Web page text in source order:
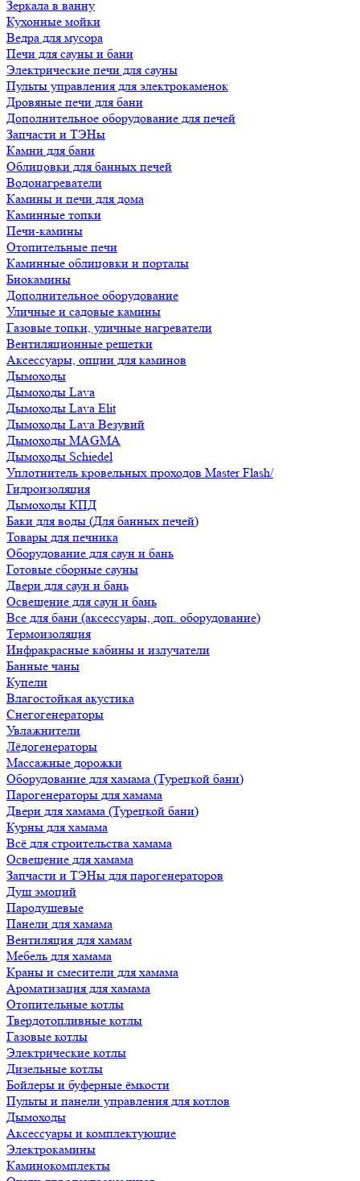
Зеркала в ванну
Кухонные мойки
Ведра для мусора
Печи для сауны и бани
Электрические печи для сауны
Пульты управления для электрокаменок
Дровяные печи для бани
Дополнительное оборудование для печей
Запчасти и ТЭНы
Камни для бани
Облицовки для банных печей
Водонагреватели
Камины и печи для дома
Каминные топки
Печи-камины
Отопительные печи
Каминные облицовки и порталы
Биокамины
Дополнительное оборудование
Уличные и садовые камины
Газовые топки, уличные нагреватели
Вентиляционные решетки
Аксессуары, опции для каминов
Дымоходы
Дымоходы Lava
Дымоходы Lava Elit
Дымоходы Lava Везувий
Дымоходы MAGMA
Дымоходы Schiedel
Уплотнитель кровельных проходов Master Flash/
Гидроизоляция
Дымоходы КПД
Баки для воды (Для банных печей)
Товары для печника
Оборудование для саун и бань
Готовые сборные сауны
Двери для саун и бань
Освещение для саун и бань
Все для бани (аксессуары, доп. оборудование)
Термоизоляция
Инфракрасные кабины и излучатели
Банные чаны
Купели
Влагостойкая акустика
Снегогенераторы
Увлажнители
Лёдогенераторы
Массажные дорожки
Оборудование для хамама (Турецкой бани)
Парогенераторы для хамама
Двери для хамама (Турецкой бани)
Курны для хамама
Всё для строительства хамама
Освещение для хамама
Запчасти и ТЭНы для парогенераторов
Душ эмоций
Пародушевые
Панели для хамама
Вентиляция для хамам
Мебель для хамама
Краны и смесители для хамама
Ароматизация для хамама
Отопительные котлы
Твердотопливные котлы
Газовые котлы
Электрические котлы
Дизельные котлы
Бойлеры и буферные ёмкости
Пульты и панели управления для котлов
Дымоходы
Аксессуары и комплектующие
Электрокамины
Каминокомплекты